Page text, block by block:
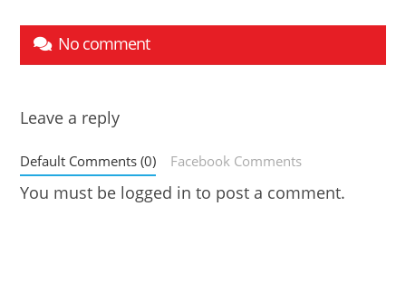
No comment
Leave a reply
Default Comments (0) Facebook Comments
You must be logged in to post a comment.